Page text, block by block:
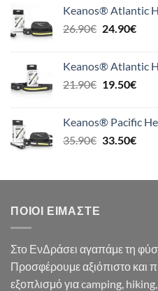
41.90€.
Keanos® Atlantic
26.90€ Original
26.90€.
24.90€Η
Keanos® Atlantic
21.90€ Original
21.90€.
19.50€Η
Keanos® Pacific
35.90€ Original
35.90€.
33.50€Η
ΠΟΙΟΙ ΕΊΜΑΣΤΕ
Στο ΕνΔράσει αγαπάμε τη
Προσφέρουμε αξιόπιστο και
εξοπλισμό για camping,